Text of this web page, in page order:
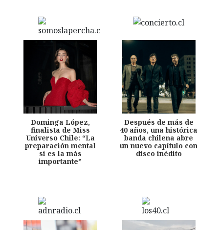
Dominga López,
finalista de Miss
Universo Chile: “La
preparación mental
sí es la más
importante”
Después de más de
40 años, una histórica
banda chilena abre
un nuevo capítulo con
disco inédito